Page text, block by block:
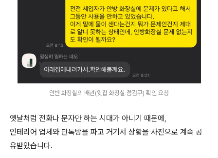
안반 화장실의 배관(윗집 화장실 점검구) 확인 요청
옛날처럼 전화나 문자만 하는 시대가 아니기 때문에,
인테리어 업체와 단톡방을 파고 거기서 상황을 사진으로 계속 공
유받았습니다.